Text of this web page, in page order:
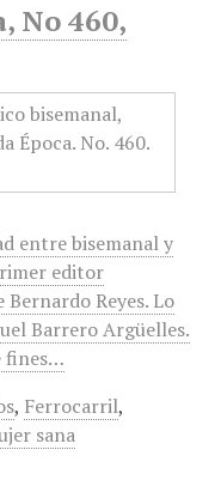
No 460,
entre bisemanal y
editor
Reyes. Lo
Barrero Argüelles.
fines…
, Ferrocarril,
sana